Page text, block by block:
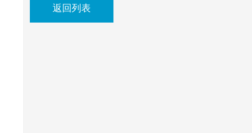
返回列表